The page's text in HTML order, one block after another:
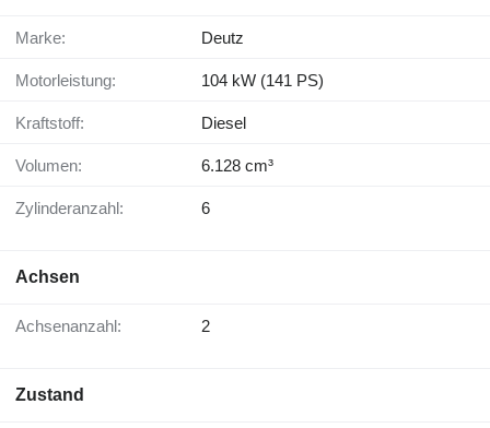
Marke: Deutz
Motorleistung: 104 kW (141 PS)
Kraftstoff: Diesel
Volumen: 6.128 cm³
Zylinderanzahl: 6
Achsen
Achsenanzahl: 2
Zustand